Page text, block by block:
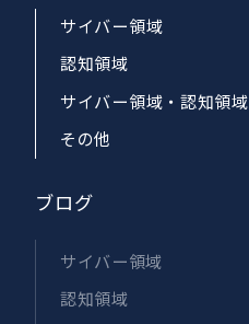
サイバー領域
認知領域
サイバー領域・認知領域
その他
ブログ
サイバー領域
認知領域